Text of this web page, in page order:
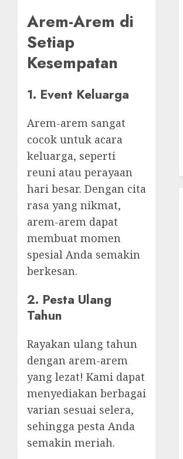
Arem-Arem di
Setiap
Kesempatan
1. Event Keluarga
Arem-arem sangat
cocok untuk acara
keluarga, seperti
reuni atau perayaan
hari besar. Dengan cita
rasa yang nikmat,
arem-arem dapat
membuat momen
spesial Anda semakin
berkesan.
2. Pesta Ulang
Tahun
Rayakan ulang tahun
dengan arem-arem
yang lezat! Kami dapat
menyediakan berbagai
varian sesuai selera,
sehingga pesta Anda
semakin meriah.